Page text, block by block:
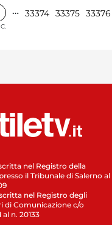
… 33374 33375 33376
nel Registro della
il Tribunale di Salerno al
nel Registro degli
di Comunicazione c/o
al n. 20133